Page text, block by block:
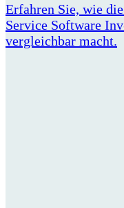
Erfahren Sie, wie
Service Software
vergleichbar macht.